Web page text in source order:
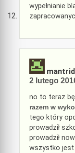
wypełnianie
mantrid
2 lutego
no to teraz
razem w
tego który
prowadził
prowadził
wszystko jest